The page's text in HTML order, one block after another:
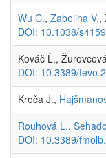
Wu C., Zabelina V.,
DOI: 10.1038/
Kováč Ĺ.,
DOI: 10.3389/
Kroča J.,
Rouhová L.,
DOI: 10.3389/